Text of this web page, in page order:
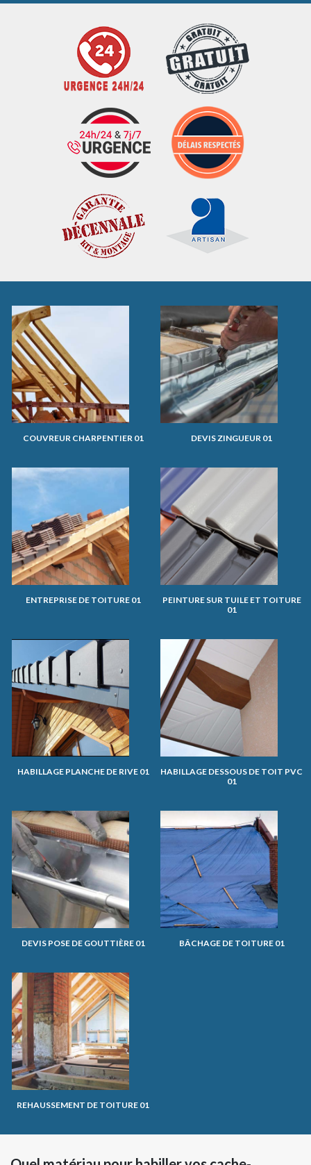
COUVREUR CHARPENTIER 01 DEVIS ZINGUEUR 01
ENTREPRISE DE TOITURE 01
PEINTURE SUR TUILE ET TOITURE
01
HABILLAGE PLANCHE DE RIVE 01
HABILLAGE DESSOUS DE TOIT PVC
01
DEVIS POSE DE GOUTTIÈRE 01 BÂCHAGE DE TOITURE 01
REHAUSSEMENT DE TOITURE 01